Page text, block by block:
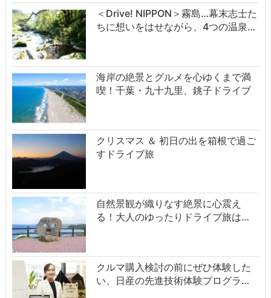
＜Drive! NIPPON＞霧島…幕末志士た
ちに想いをはせながら、4つの温泉…
海岸の絶景とグルメを心ゆくまで満
喫！千葉・九十九里、銚子ドライブ
クリスマス ＆ 初日の出を箱根で過ご
すドライブ旅
自然景観が織りなす絶景に心震え
る！大人のゆったりドライブ旅は…
クルマ購入検討の前にぜひ体験した
い、日産の先進技術体験プログラ…